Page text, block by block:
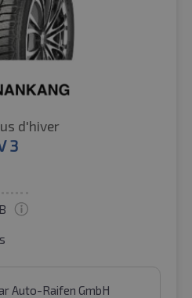
d'hiver
3
Auto-Raifen GmbH